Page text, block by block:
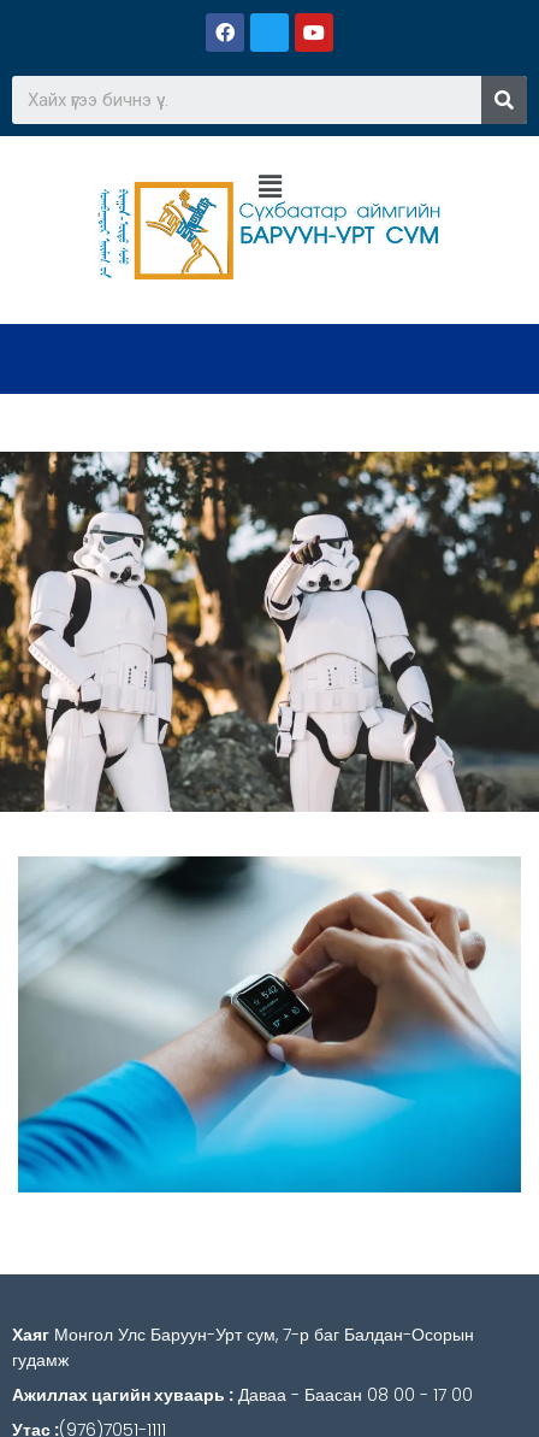
Хаяг Монгол Улс Баруун-Урт сум, 7-р баг Балдан-Осорын
гудамж
Ажиллах цагийн хуваарь : Даваа - Баасан 08 00 - 17 00
Утас :(976)7051-1111